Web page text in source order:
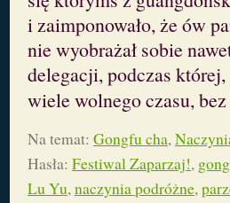
i zaimponowało, że ów
nie wyobrażał sobie
delegacji, podczas
wiele wolnego czasu,
Na temat: Gongfu cha,
Hasła: Festiwal Zaparzaj!,
Lu Yu,naczynia podróżne,